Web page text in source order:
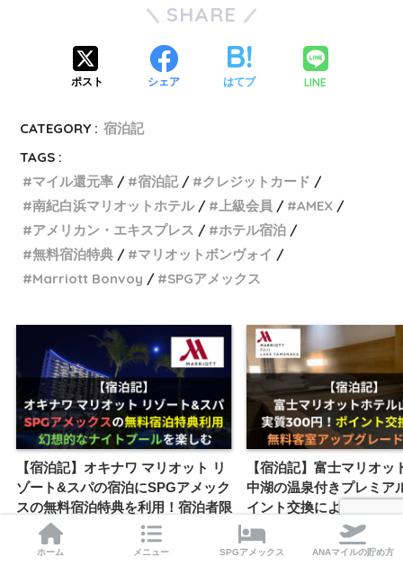
SHARE
ポスト シェア はてブ LINE
CATEGORY : 宿泊記
TAGS :
マイル還元率
宿泊記
クレジットカード
南紀白浜マリオットホテル
上級会員
AMEX
アメリカン・エキスプレス
ホテル宿泊
無料宿泊特典
マリオットボンヴォイ
Marriott Bonvoy
SPGアメックス
【宿泊記】オキナワ マリオット リ
ゾート&スパの宿泊にSPGアメック
スの無料宿泊特典を利用！宿泊者限
定のナイトプールも開催
【宿泊記】富士マリオッ
中湖の温泉付きプレミア
イント交換による宿泊で
エリート会員の特典は有
ホーム メニュー SPGアメックス ANAマイルの貯め方